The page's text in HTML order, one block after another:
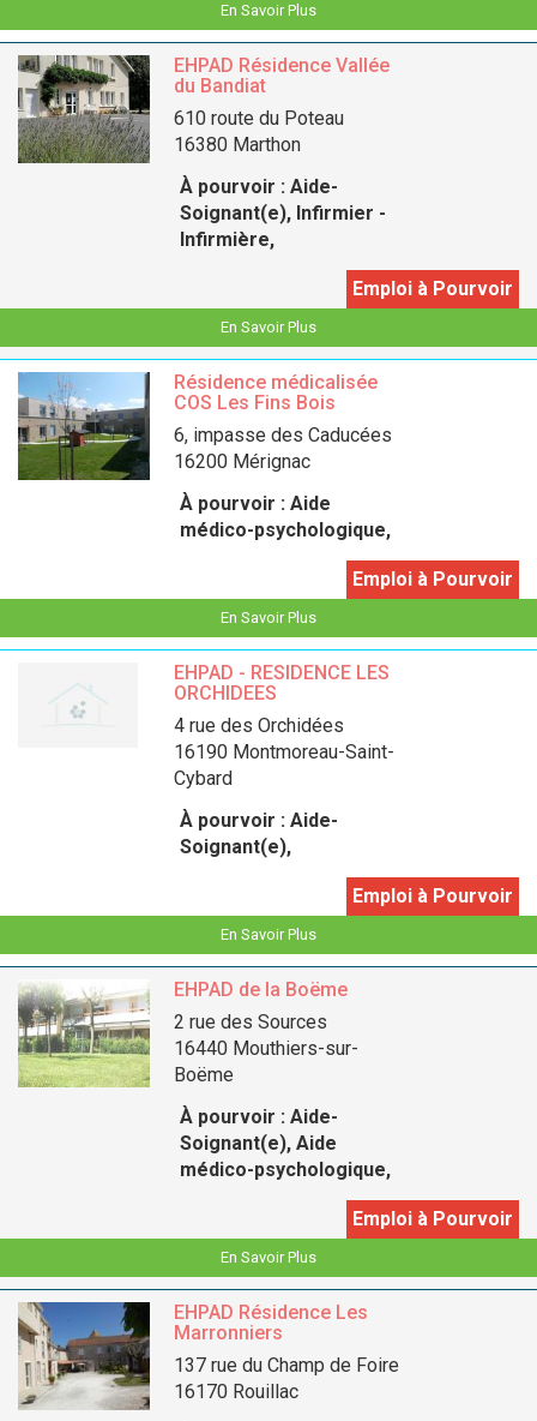
En Savoir Plus
EHPAD Résidence Vallée
du Bandiat
610 route du Poteau
16380 Marthon
À pourvoir : Aide-
Soignant(e), Infirmier -
Infirmière,
Emploi à Pourvoir
En Savoir Plus
Résidence médicalisée
COS Les Fins Bois
6, impasse des Caducées
16200 Mérignac
À pourvoir : Aide
médico-psychologique,
Emploi à Pourvoir
En Savoir Plus
EHPAD - RESIDENCE LES
ORCHIDEES
4 rue des Orchidées
16190 Montmoreau-Saint-
Cybard
À pourvoir : Aide-
Soignant(e),
Emploi à Pourvoir
En Savoir Plus
EHPAD de la Boëme
2 rue des Sources
16440 Mouthiers-sur-
Boëme
À pourvoir : Aide-
Soignant(e), Aide
médico-psychologique,
Emploi à Pourvoir
En Savoir Plus
EHPAD Résidence Les
Marronniers
137 rue du Champ de Foire
16170 Rouillac